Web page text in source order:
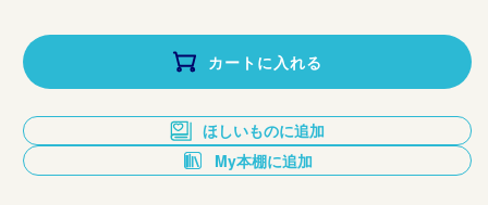
価
格
カートに入れる
ほしいものに追加
My本棚に追加